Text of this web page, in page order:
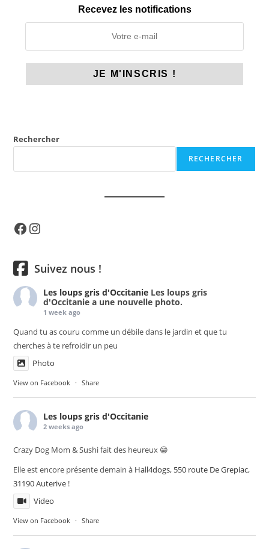
Recevez les notifications
Rechercher
RECHERCHER
FacebookInstagram
Suivez nous !
Les loups gris d'Occitanie Les loups gris
d'Occitanie a une nouvelle photo.
1 week ago
Quand tu as couru comme un débile dans le jardin et que tu
cherches à te refroidir un peu
Photo
View on Facebook · Share
Les loups gris d'Occitanie
2 weeks ago
Crazy Dog Mom & Sushi fait des heureux 😁
Elle est encore présente demain à Hall4dogs, 550 route De Grepiac,
31190 Auterive !
Video
View on Facebook · Share